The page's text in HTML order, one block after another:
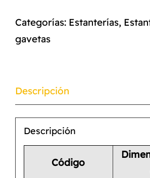
Categorías: Estanterías,
gavetas
Descripción
Descripción
Código